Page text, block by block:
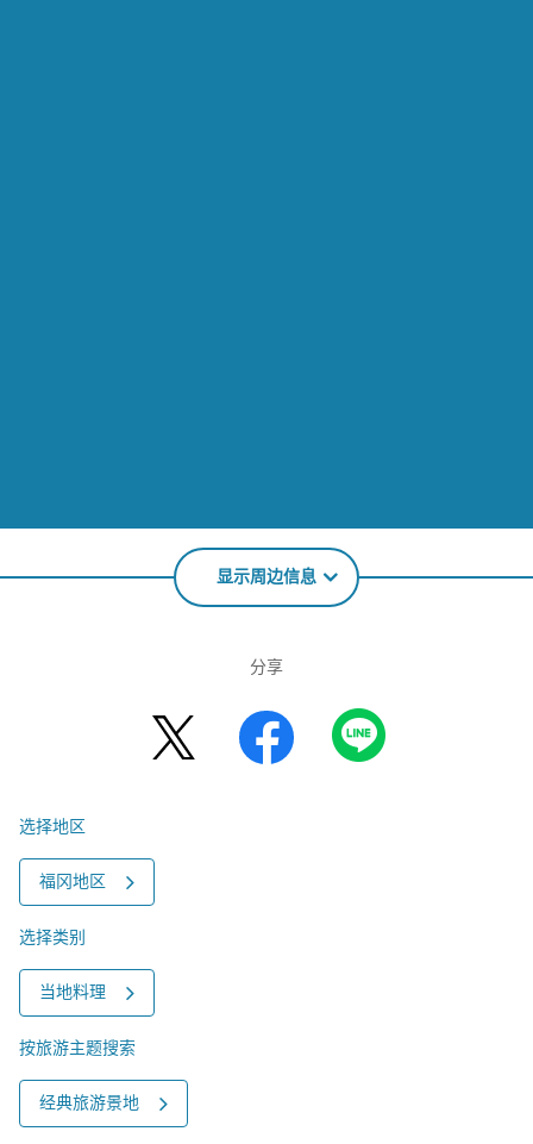
显示周边信息
分享
选择地区
福冈地区
选择类别
当地料理
按旅游主题搜索
经典旅游景地